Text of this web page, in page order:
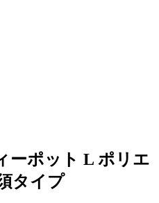
ーポット L ポリエ
タイプ